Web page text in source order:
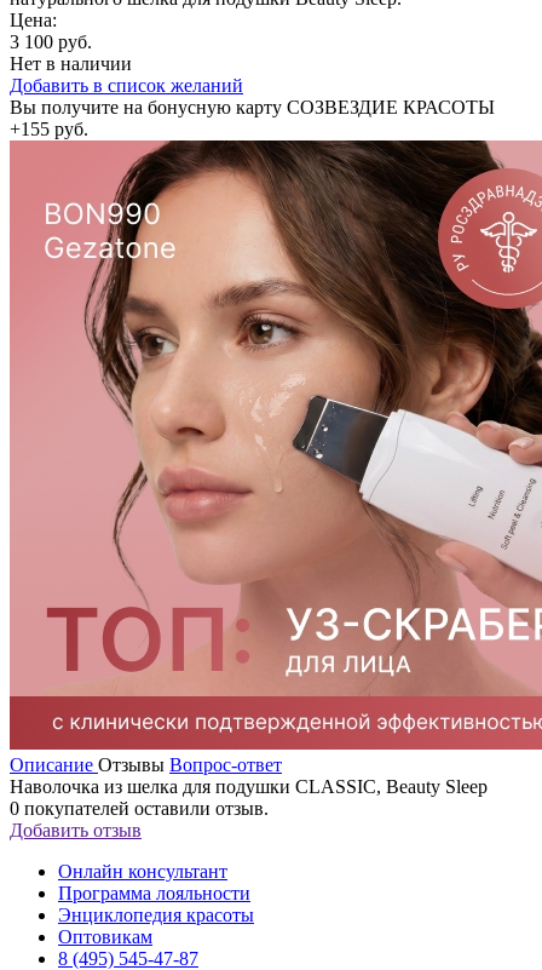
Цена:
3 100 руб.
Нет в наличии
Добавить в список желаний
Вы получите на бонусную карту СОЗВЕЗДИЕ КРАСОТЫ
+155 руб.
Описание Отзывы Вопрос-ответ
Наволочка из шелка для подушки CLASSIC, Beauty Sleep
0 покупателей оставили отзыв.
Добавить отзыв
Онлайн консультант
Программа лояльности
Энциклопедия красоты
Оптовикам
8 (495) 545-47-87